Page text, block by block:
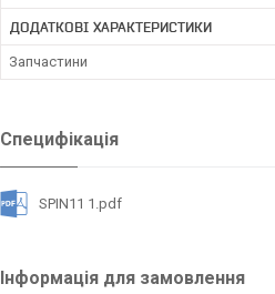
ДОДАТКОВІ ХАРАКТЕРИСТИКИ
Запчастини
Специфікація
SPIN11 1.pdf
Інформація для замовлення